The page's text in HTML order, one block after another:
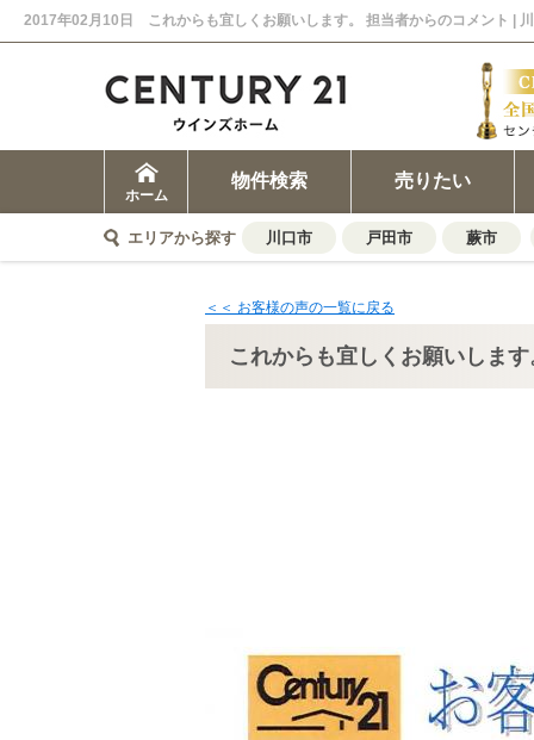
ホーム
物件検索 売りたい
エリアから探す 川口市 戸田市 蕨市
＜＜ お客様の声の一覧に戻る
これからも宜しくお願いします